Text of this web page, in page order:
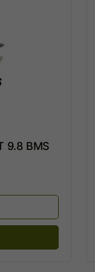
9.8 BMS